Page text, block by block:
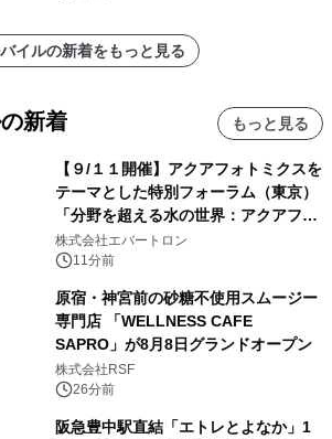
イルの新着をもっと見る
新着 もっと見る
【９/１１開催】アクアフォトミクスを
テーマとした特別フォーラム（東京）
「分野を超える水の世界：アクアフォ
トミクスが切り拓く新しい科学の地
平」を開催
株式会社エバートロン
11分前
原宿・神宮前の砂糖不使用スムージー
専門店 「WELLNESS CAFE
SAPRO」が8月8日グランドオープン
株式会社RSF
26分前
阪急豊中駅直結「エトレとよなか」1